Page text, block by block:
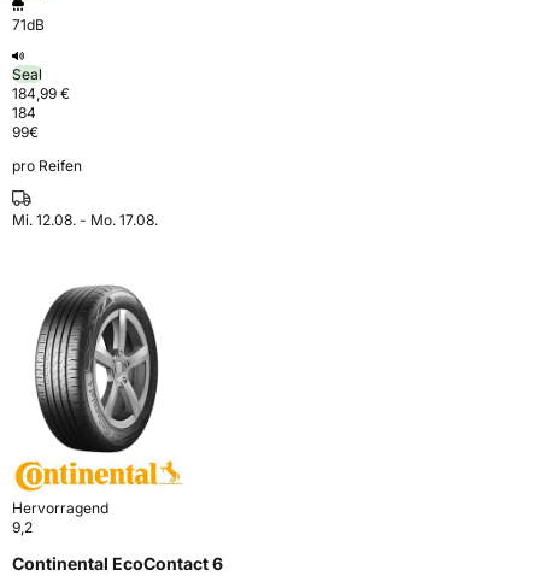
71dB
Seal
184,99 €
184
99€
pro Reifen
Mi. 12.08. - Mo. 17.08.
Hervorragend
9,2
Continental EcoContact 6